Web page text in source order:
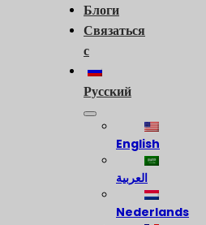
Блоги
Связаться
с
Русский
English
العربية
Nederlands